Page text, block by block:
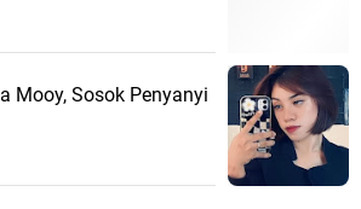
Mooy, Sosok Penyanyi